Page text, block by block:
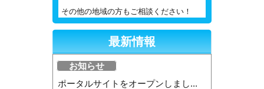
その他の地域の方もご相談ください！
最新情報
お知らせ
ポータルサイトをオープンしまし...